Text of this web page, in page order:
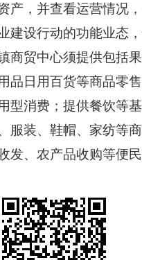
产，并查看运营情况
建设行动的功能业态
商贸中心须提供包括
品日用百货等商品零
型消费；提供餐饮等
服装、鞋帽、家纺等商
发、农产品收购等便民